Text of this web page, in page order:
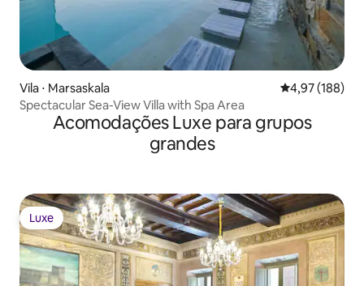
Vila ⋅ Marsaskala 4,97 de uma
4,97 (188)
Spectacular Sea-View Villa with Spa Area
Acomodações Luxe para grupos
grandes
Luxe
Luxe